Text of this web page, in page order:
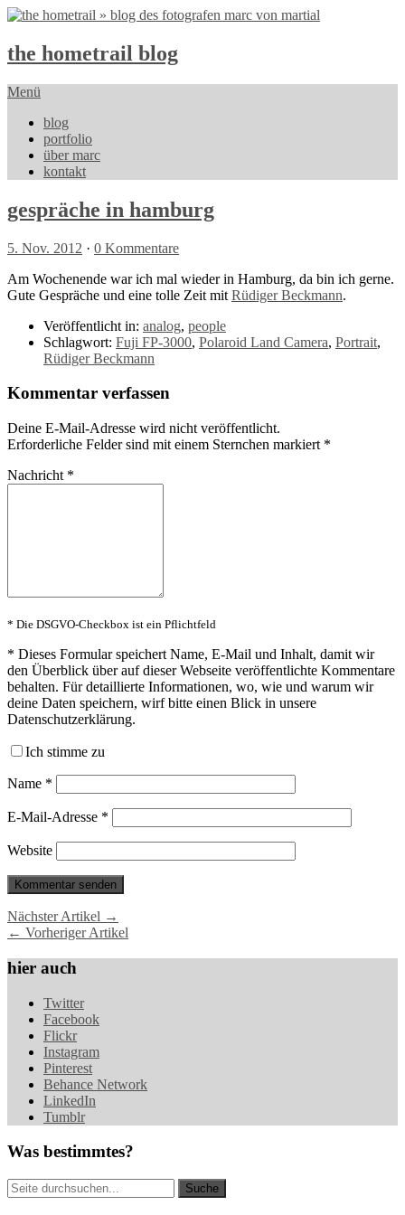
the hometrail blog
Menü
blog
portfolio
über marc
kontakt
gespräche in hamburg
5. Nov. 2012 · 0 Kommentare
Am Wochenende war ich mal wieder in Hamburg, da bin ich gerne.
Gute Gespräche und eine tolle Zeit mit Rüdiger Beckmann.
Veröffentlicht in: analog, people
Schlagwort: Fuji FP-3000, Polaroid Land Camera, Portrait,
Rüdiger Beckmann
Kommentar verfassen
Deine E-Mail-Adresse wird nicht veröffentlicht.
Erforderliche Felder sind mit einem Sternchen markiert *
Nachricht *
* Die DSGVO-Checkbox ist ein Pflichtfeld
* Dieses Formular speichert Name, E-Mail und Inhalt, damit wir
den Überblick über auf dieser Webseite veröffentlichte Kommentare
behalten. Für detaillierte Informationen, wo, wie und warum wir
deine Daten speichern, wirf bitte einen Blick in unsere
Datenschutzerklärung.
Ich stimme zu
Name *
E-Mail-Adresse *
Website
Nächster Artikel →
← Vorheriger Artikel
hier auch
Twitter
Facebook
Flickr
Instagram
Pinterest
Behance Network
LinkedIn
Tumblr
Was bestimmtes?